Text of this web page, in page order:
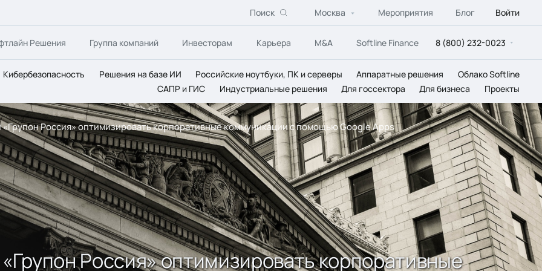
Поиск Москва Мероприятия Блог Войти
Решения Группа компаний Инвесторам Карьера M&A Softline Finance 8 (800) 232-0023
Кибербезопасность Решения на базе ИИ Российские ноутбуки, ПК и серверы Аппаратные решения
Облако Softline
САПР и ГИС
Индустриальные решения Для госсектора Для бизнеса Проекты
Россия» оптимизировать корпоративные коммуникации с помощью Google Apps
Россия» оптимизировать корпоративные